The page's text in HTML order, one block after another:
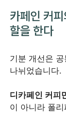
카페인 커
할을 한다
기분 개선은
나뉘었습니다.
디카페인 커피
이 아니라 폴